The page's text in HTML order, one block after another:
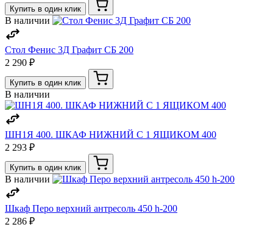
Купить в один клик
В наличии
Стол Фенис 3Д Графит СБ 200
2 290 ₽
Купить в один клик
В наличии
ШН1Я 400. ШКАФ НИЖНИЙ С 1 ЯЩИКОМ 400
2 293 ₽
Купить в один клик
В наличии
Шкаф Перо верхний антресоль 450 h-200
2 286 ₽